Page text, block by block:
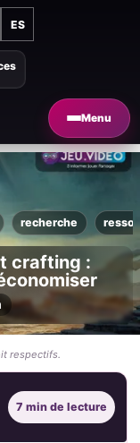
ES
Menu
recherche
crafting :
respectifs.
7 min de lecture